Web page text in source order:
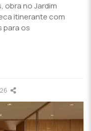
obra no Jardim
itinerante com
para os